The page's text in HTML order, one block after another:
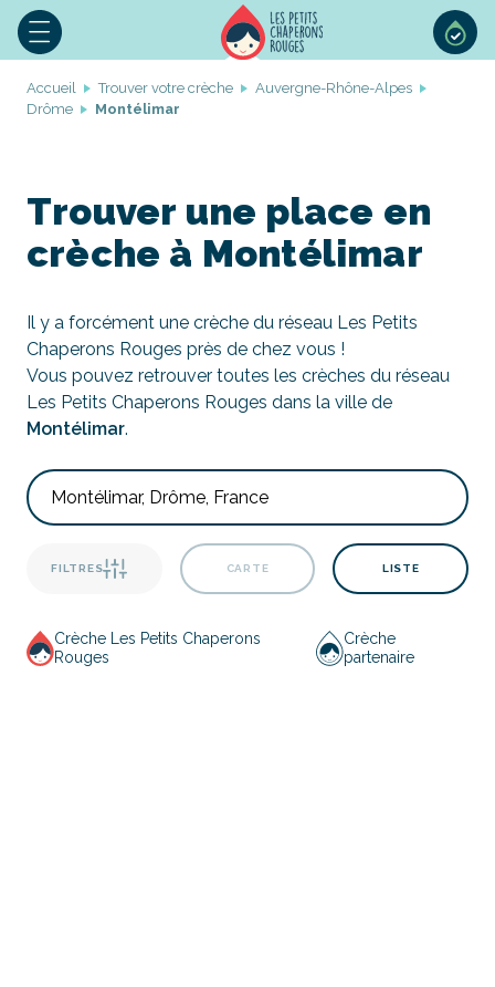
Accueil Trouver votre crèche
Auvergne-Rhône-Alpes
Drôme
Montélimar
Trouver une place en
crèche à Montélimar
Il y a forcément une crèche du réseau Les Petits
Chaperons Rouges près de chez vous !
Vous pouvez retrouver toutes les crèches du réseau
Les Petits Chaperons Rouges dans la ville de
Montélimar.
FILTRES CARTE LISTE
Crèche Les Petits Chaperons
Rouges
Crèche
partenaire